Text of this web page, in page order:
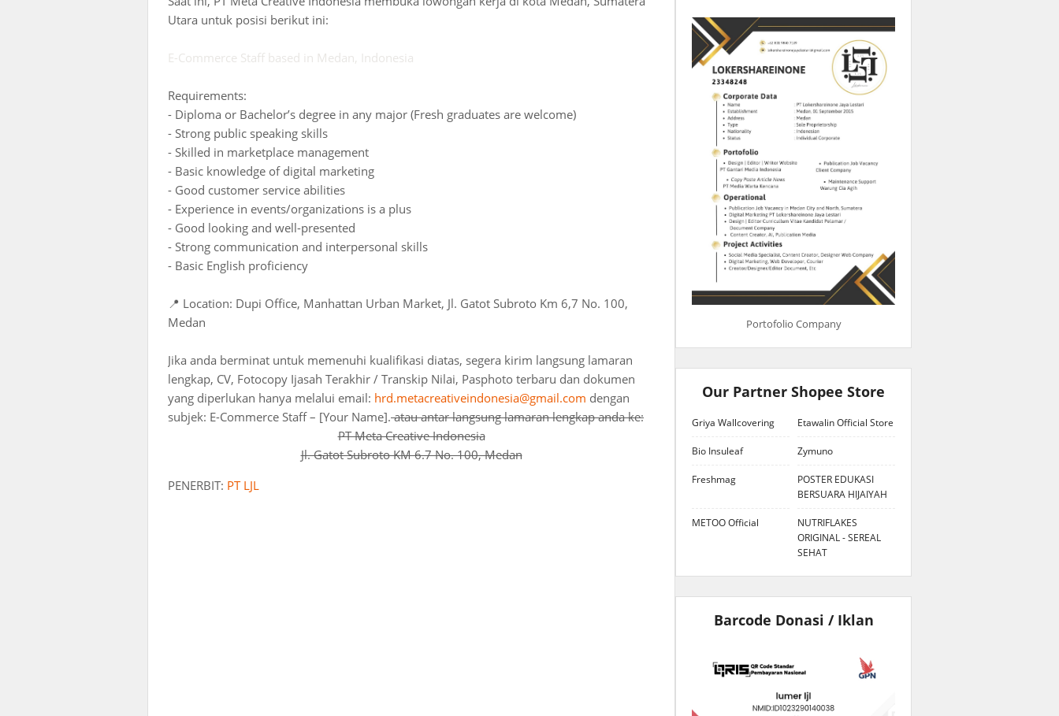
Utara untuk posisi berikut ini:
E-Commerce Staff based in Medan, Indonesia
Requirements:
- Diploma or Bachelor’s degree in any major (Fresh graduates are welcome)
- Strong public speaking skills
- Skilled in marketplace management
- Basic knowledge of digital marketing
- Good customer service abilities
- Experience in events/organizations is a plus
- Good looking and well-presented
- Strong communication and interpersonal skills
- Basic English proficiency
📍 Location: Dupi Office, Manhattan Urban Market, Jl. Gatot Subroto Km 6,7 No. 100,
Medan
Jika anda berminat untuk memenuhi kualifikasi diatas, segera kirim langsung lamaran
lengkap, CV, Fotocopy Ijasah Terakhir / Transkip Nilai, Pasphoto terbaru dan dokumen
yang diperlukan hanya melalui email: hrd.metacreativeindonesia@gmail.com dengan
subjek: E-Commerce Staff – [Your Name].atau antar langsung lamaran lengkap anda ke:
PT Meta Creative Indonesia
Jl. Gatot Subroto KM 6.7 No. 100, Medan
PENERBIT: PT LJL
Portofolio Company
Our Partner Shopee Store
Griya Wallcovering Etawalin Official Store
Bio Insuleaf Zymuno
Freshmag
POSTER EDUKASI
BERSUARA HIJAIYAH
METOO Official
NUTRIFLAKES
ORIGINAL - SEREAL
SEHAT
Barcode Donasi / Iklan